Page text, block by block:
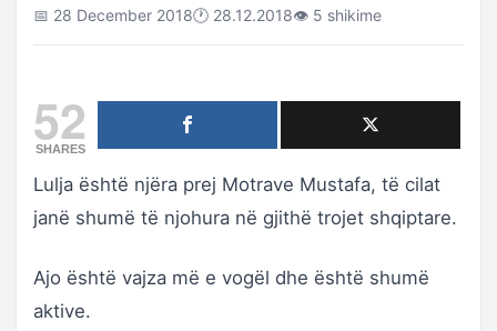
📅 28 December 2018🕐 28.12.2018👁 5 shikime
52
SHARES
Lulja është njëra prej Motrave Mustafa, të cilat
janë shumë të njohura në gjithë trojet shqiptare.
Ajo është vajza më e vogël dhe është shumë
aktive.